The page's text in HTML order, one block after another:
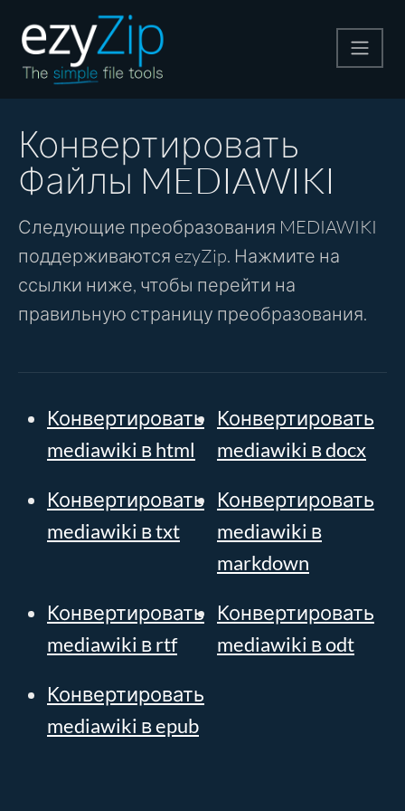
Pаспаковывайте
Конвертировать
Другие инструменты
Конвертировать
Файлы MEDIAWIKI
Следующие преобразования MEDIAWIKI
поддерживаются ezyZip. Нажмите на
ссылки ниже, чтобы перейти на
правильную страницу преобразования.
Конвертировать
mediawiki в html
Конвертировать
mediawiki в docx
Конвертировать
mediawiki в txt
Конвертировать
mediawiki в
markdown
Конвертировать
mediawiki в rtf
Конвертировать
mediawiki в odt
Конвертировать
mediawiki в epub